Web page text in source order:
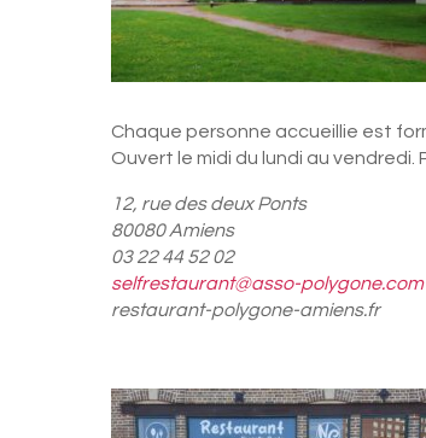
Chaque personne accueillie est
Ouvert le midi du lundi au vendredi.
12, rue des deux Ponts
80080 Amiens
03 22 44 52 02
selfrestaurant@asso-polygone.com
restaurant-polygone-amiens.fr